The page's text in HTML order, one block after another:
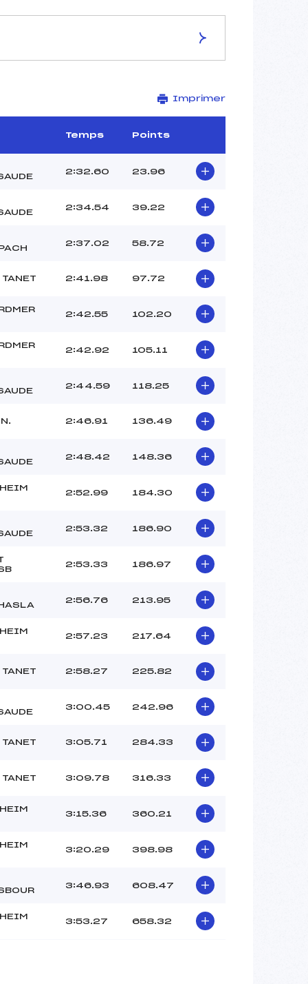
Site de Replis
1.2 km
30 m
15 m
Imprimer
Temps Points
2:32.60 23.96
2:34.54 39.22
2:37.02 58.72
TANET 2:41.98 97.72
2:42.55 102.20
2:42.92 105.11
2:44.59 118.25
2:46.91 136.49
2:48.42 148.36
2:52.99 184.30
2:53.32 186.90
2:53.33 186.97
2:56.76 213.95
2:57.23 217.64
TANET 2:58.27 225.82
3:00.45 242.96
TANET 3:05.71 284.33
TANET 3:09.78 316.33
3:15.36 360.21
3:20.29 398.98
3:46.93 608.47
3:53.27 658.32